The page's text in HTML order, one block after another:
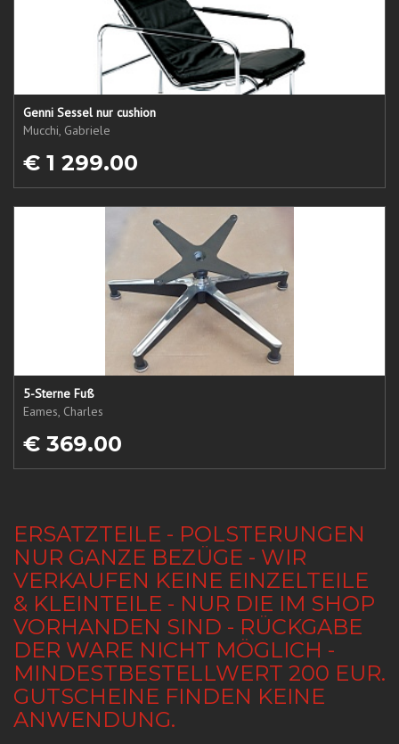
Genni Sessel nur cushion
Mucchi, Gabriele
€ 1 299.00
5-Sterne Fuß
Eames, Charles
€ 369.00
ERSATZTEILE - POLSTERUNGEN
NUR GANZE BEZÜGE - WIR
VERKAUFEN KEINE EINZELTEILE
& KLEINTEILE - NUR DIE IM SHOP
VORHANDEN SIND - RÜCKGABE
DER WARE NICHT MÖGLICH -
MINDESTBESTELLWERT 200 EUR.
GUTSCHEINE FINDEN KEINE
ANWENDUNG.